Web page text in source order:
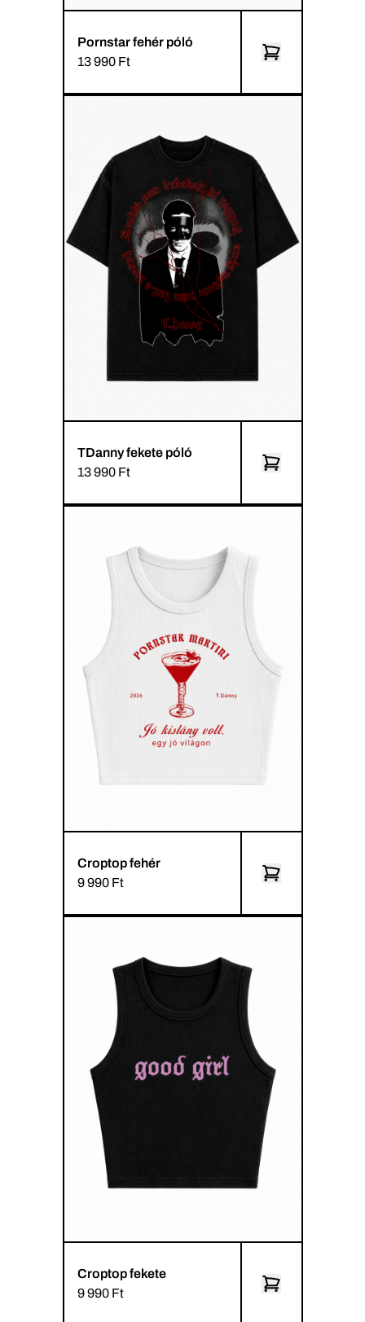
Pornstar fehér póló
13 990 Ft
TDanny fekete póló
13 990 Ft
Croptop fehér
9 990 Ft
Croptop fekete
9 990 Ft